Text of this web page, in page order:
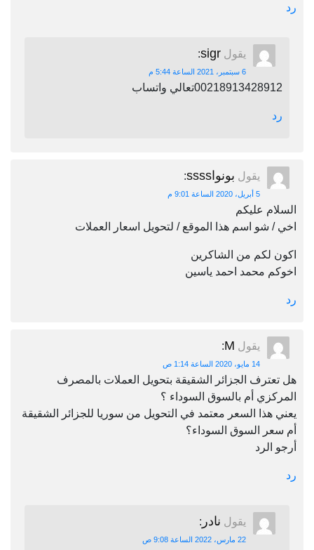
رد
يقول sigr
:
6 سبتمبر، 2021 الساعة 5:44 م
00218913428912تعالي واتساب
رد
يقول بونواssss :
5 أبريل، 2020 الساعة 9:01 م
السلام عليكم
اخي / شو اسم هذا الموقع / لتحويل اسعار العملات
اكون لكم من الشاكرين
اخوكم محمد احمد ياسين
رد
يقول M
:
14 مايو، 2020 الساعة 1:14 ص
هل تعترف الجزائر الشقيقة بتحويل العملات بالمصرف
المركزي أم بالسوق السوداء ؟
يعني هذا السعر معتمد في التحويل من سوريا للجزائر الشقيقة
أم سعر السوق السوداء؟
أرجو الرد
رد
يقول نادر :
22 مارس، 2022 الساعة 9:08 ص